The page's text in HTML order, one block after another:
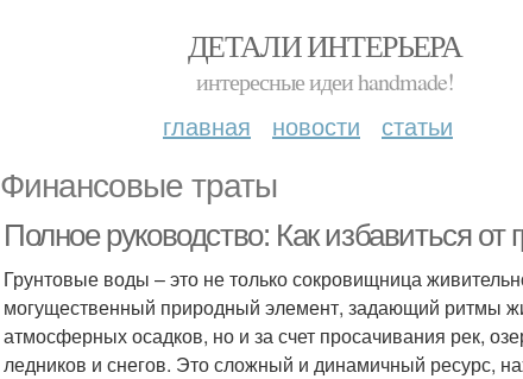
ДЕТАЛИ ИНТЕРЬЕРА
интересные идеи handmade!
главная новости статьи
Финансовые траты
Полное руководство: Как избавиться
Грунтовые воды – это не только сокровищница
могущественный природный элемент, задающий ритмы
атмосферных осадков, но и за счет просачивания рек,
ледников и снегов. Это сложный и динамичный ресурс,